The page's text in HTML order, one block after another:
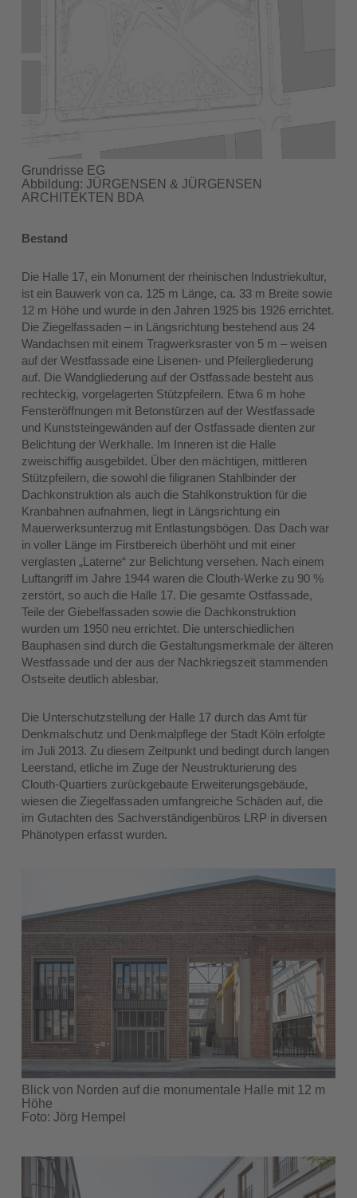
Grundrisse EG
Abbildung: JÜRGENSEN & JÜRGENSEN
ARCHITEKTEN BDA
Bestand
Die Halle 17, ein Monument der rheinischen Industriekultur,
ist ein Bauwerk von ca. 125 m Länge, ca. 33 m Breite sowie
12 m Höhe und wurde in den Jahren 1925 bis 1926 errichtet.
Die Ziegelfassaden – in Längsrichtung bestehend aus 24
Wandachsen mit einem Tragwerksraster von 5 m – weisen
auf der Westfassade eine Lisenen- und Pfeilergliederung
auf. Die Wandgliederung auf der Ostfassade besteht aus
rechteckig, vorgelagerten Stützpfeilern. Etwa 6 m hohe
Fensteröffnungen mit Betonstürzen auf der Westfassade
und Kunststeingewänden auf der Ostfassade dienten zur
Belichtung der Werkhalle. Im Inneren ist die Halle
zweischiffig ausgebildet. Über den mächtigen, mittleren
Stützpfeilern, die sowohl die filigranen Stahlbinder der
Dachkonstruktion als auch die Stahlkonstruktion für die
Kranbahnen aufnahmen, liegt in Längsrichtung ein
Mauerwerksunterzug mit Entlastungsbögen. Das Dach war
in voller Länge im Firstbereich überhöht und mit einer
verglasten „Laterne“ zur Belichtung versehen. Nach einem
Luftangriff im Jahre 1944 waren die Clouth-Werke zu 90 %
zerstört, so auch die Halle 17. Die gesamte Ostfassade,
Teile der Giebelfassaden sowie die Dachkonstruktion
wurden um 1950 neu errichtet. Die unterschiedlichen
Bauphasen sind durch die Gestaltungsmerkmale der älteren
Westfassade und der aus der Nachkriegszeit stammenden
Ostseite deutlich ablesbar.
Die Unterschutzstellung der Halle 17 durch das Amt für
Denkmalschutz und Denkmalpflege der Stadt Köln erfolgte
im Juli 2013. Zu diesem Zeitpunkt und bedingt durch langen
Leerstand, etliche im Zuge der Neustrukturierung des
Clouth-Quartiers zurückgebaute Erweiterungsgebäude,
wiesen die Ziegelfassaden umfangreiche Schäden auf, die
im Gutachten des Sachverständigenbüros LRP in diversen
Phänotypen erfasst wurden.
Blick von Norden auf die monumentale Halle mit 12 m
Höhe
Foto: Jörg Hempel